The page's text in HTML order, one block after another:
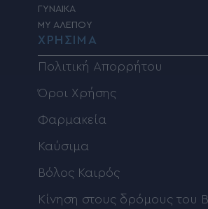
ΓΥΝΑΙΚΑ
MY ΑΛΕΠΟΥ
ΧΡΗΣΙΜΑ
Πολιτική Απορρήτου
Όροι Χρήσης
Φαρμακεία
Καύσιμα
Βόλος Καιρός
Κίνηση στους δρόμους του